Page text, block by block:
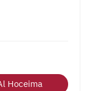
Hoceima